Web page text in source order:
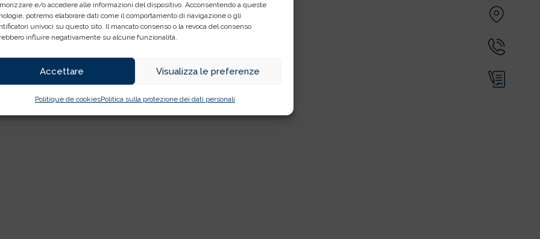
e/o accedere alle informazioni del dispositivo. Acconsentendo a queste
potremo elaborare dati come il comportamento di navigazione o gli
univoci su questo sito. Il mancato consenso o la revoca del consenso
influire negativamente su alcune funzionalità.
Accettare Visualizza le preferenze
Politique de cookiesPolitica sulla protezione dei dati personali